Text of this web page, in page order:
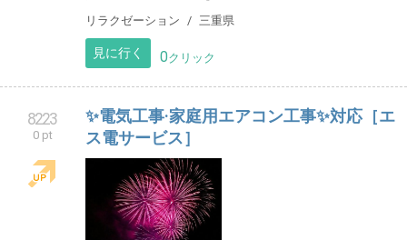
リラクゼーション 三重県
見に行く 0クリック
8223
0 pt
✨電気工事·家庭用エアコン工事✨対応［エ
ス電サービス］